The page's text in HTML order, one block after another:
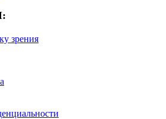
зрения